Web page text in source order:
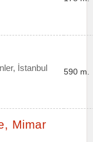
İstanbul 590 m.
Mimar